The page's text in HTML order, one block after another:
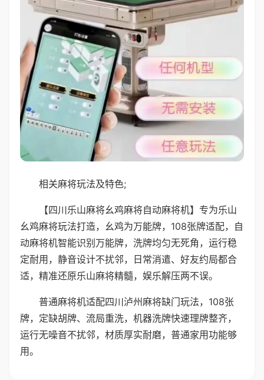
相关麻将玩法及特色;
【四川乐山麻将幺鸡麻将自动麻将机】专为乐山
幺鸡麻将玩法打造，幺鸡为万能牌，108张牌适配，自
动麻将机智能识别万能牌，洗牌均匀无死角，运行稳
定耐用，静音设计不扰邻，日常消遣、好友约局都合
适，精准还原乐山麻将精髓，娱乐解压两不误。
普通麻将机适配四川泸州麻将缺门玩法，108张
牌，定缺胡牌、流局重洗，机器洗牌快速理牌整齐，
运行无噪音不扰邻，材质厚实耐磨，普通家用功能够
用。